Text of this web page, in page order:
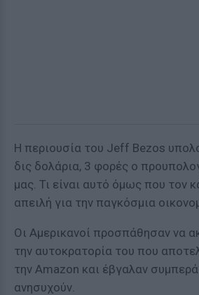
Η περιουσία του Jeff Bezos
δις δολάρια, 3 φορές ο
μας. Τι είναι αυτό όμως που τον
απειλή για την παγκόσμια
Οι Αμερικανοί προσπάθησαν να
την αυτοκρατορία του που
την Amazon και έβγαλαν
ανησυχούν.